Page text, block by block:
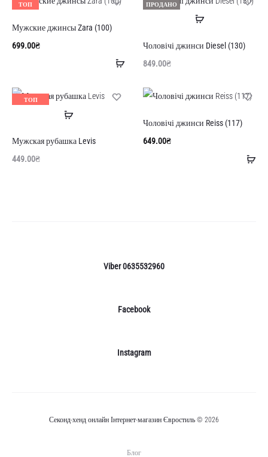
ТОП
Додати
кошик
Мужские джинсы Zara (100)
699.00₴
ПРОДАНО
Читати
Чоловічі джинси Diesel (130)
849.00₴
ТОП
Читати
Мужская рубашка Levis
449.00₴
Чоловічі джинси Reiss (117)
649.00₴
Viber 0635532960
Facebook
Instagram
Секонд-хенд онлайн Інтернет-магазин Євростиль © 2026
Блог